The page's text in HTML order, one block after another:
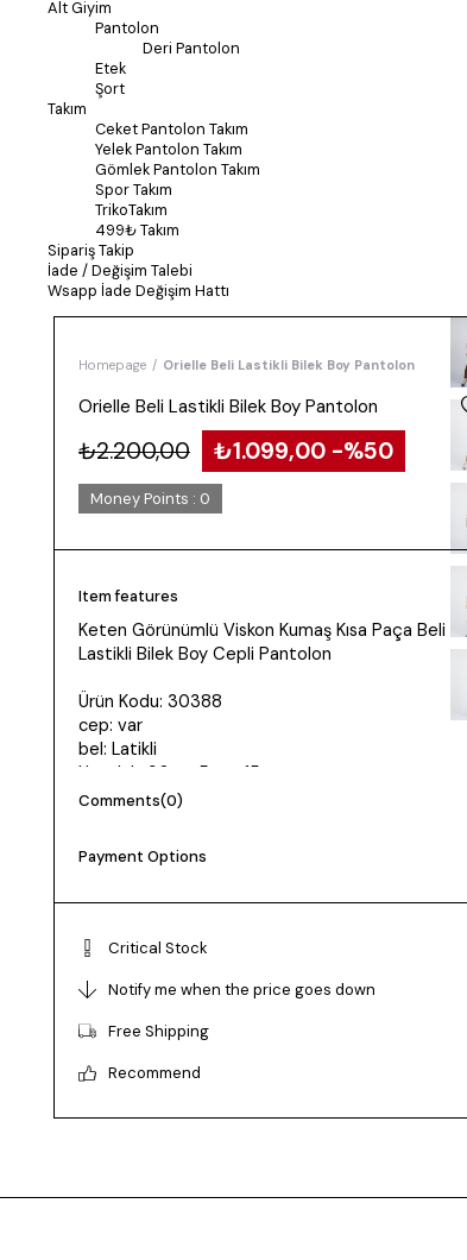
Alt Giyim
Pantolon
Deri Pantolon
Etek
Şort
Takım
Ceket Pantolon Takım
Yelek Pantolon Takım
Gömlek Pantolon Takım
Spor Takım
TrikoTakım
499₺ Takım
Sipariş Takip
İade / Değişim Talebi
Wsapp İade Değişim Hattı
Homepage Orielle Beli Lastikli Bilek Boy Pantolon
Orielle Beli Lastikli Bilek Boy Pantolon
₺2.200,00 ₺1.099,00 50
Money Points : 0
Item features
Keten Görünümlü Viskon Kumaş Kısa Paça Beli
Lastikli Bilek Boy Cepli Pantolon
Ürün Kodu: 30388
cep: var
bel: Latikli
Uzunluk: 90cm Paça 15cm
Kumaş: Keten Görünümlü Viskon Polyester
Manken 36 Beden Boy: 165 cm Kilo: 55
Daha rahat kalıp isteyenler bir beden büyük tercih
edebilir.
Comments(0)
Payment Options
Critical Stock
Notify me when the price goes down
Free Shipping
Recommend